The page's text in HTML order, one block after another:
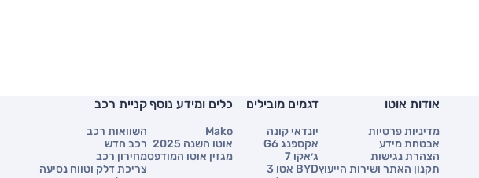
אודות אוטו
מדיניות פרטיות
אבטחת מידע
הצהרת נגישות
תקנון האתר ושירות הייעוץ
דגמים מובילים
יונדאי קונה
אקספנג G6
ג׳אקו 7
BYD אטו 3
כלים ומידע נוסף
Mako
אוטו השנה 2025
מגזין אוטו המודפס
קניית רכב
השוואות רכב
רכב חדש
מחירון רכב
צריכת דלק וטווח נסיעה